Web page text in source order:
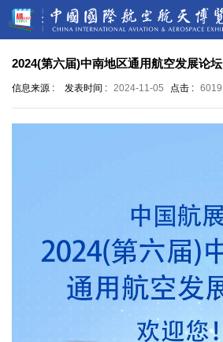
2024(第六届)中南地区通用航空发展论坛
信息来源 : 发表时间 : 2024-11-05 点击 : 6019